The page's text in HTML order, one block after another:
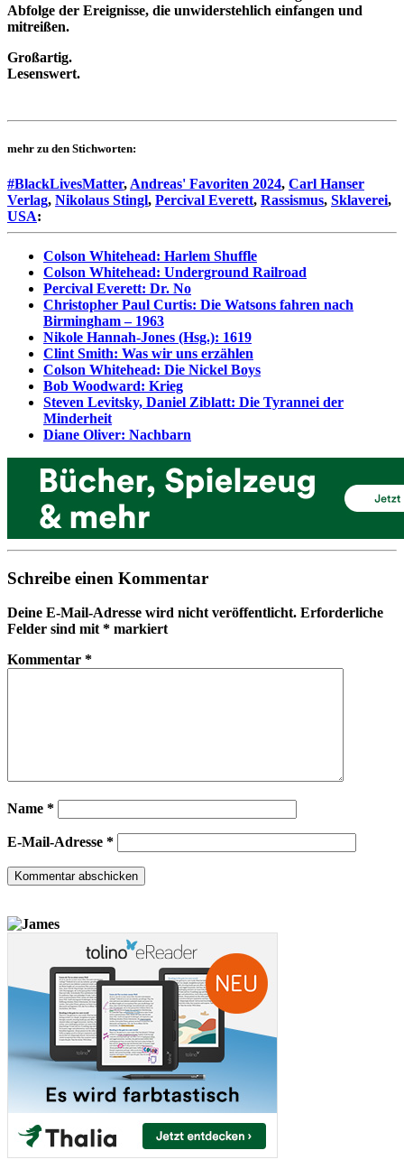
Abfolge der Ereignisse, die unwiderstehlich einfangen und
mitreißen.
Großartig.
Lesenswert.
mehr zu den Stichworten:
#BlackLivesMatter, Andreas' Favoriten 2024, Carl Hanser
Verlag, Nikolaus Stingl, Percival Everett, Rassismus, Sklaverei,
USA:
Colson Whitehead: Harlem Shuffle
Colson Whitehead: Underground Railroad
Percival Everett: Dr. No
Christopher Paul Curtis: Die Watsons fahren nach
Birmingham – 1963
Nikole Hannah-Jones (Hsg.): 1619
Clint Smith: Was wir uns erzählen
Colson Whitehead: Die Nickel Boys
Bob Woodward: Krieg
Steven Levitsky, Daniel Ziblatt: Die Tyrannei der
Minderheit
Diane Oliver: Nachbarn
Schreibe einen Kommentar
Deine E-Mail-Adresse wird nicht veröffentlicht. Erforderliche
Felder sind mit * markiert
Kommentar *
Name *
E-Mail-Adresse *